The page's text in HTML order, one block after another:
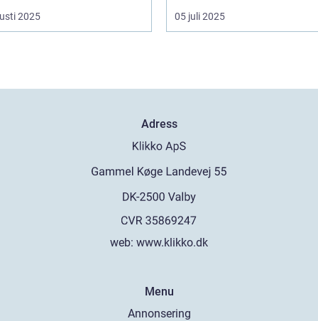
2025 05 juli 2025
Adress
web: www.klikko.dk
Menu
Annonsering